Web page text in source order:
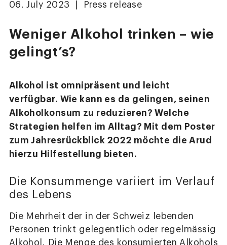
06. July 2023 | Press release
Weniger Alkohol trinken – wie
gelingt’s?
Alkohol ist omnipräsent und leicht
verfügbar. Wie kann es da gelingen, seinen
Alkoholkonsum zu reduzieren? Welche
Strategien helfen im Alltag? Mit dem Poster
zum Jahresrückblick 2022 möchte die Arud
hierzu Hilfestellung bieten.
Die Konsummenge variiert im Verlauf
des Lebens
Die Mehrheit der in der Schweiz lebenden
Personen trinkt gelegentlich oder regelmässig
Alkohol. Die Menge des konsumierten Alkohols